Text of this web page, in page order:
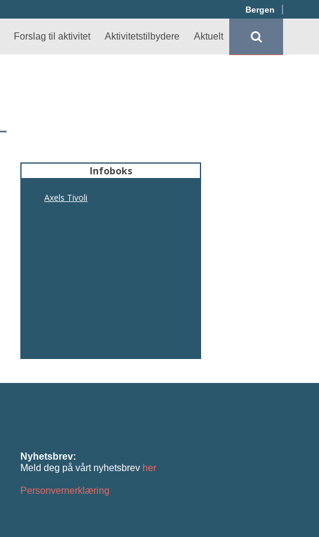
Bergen
Forslag til aktivitet Aktivitetstilbydere Aktuelt
Infoboks
Axels Tivoli
Nyhetsbrev:
Meld deg på vårt nyhetsbrev her
Personvernerklæring